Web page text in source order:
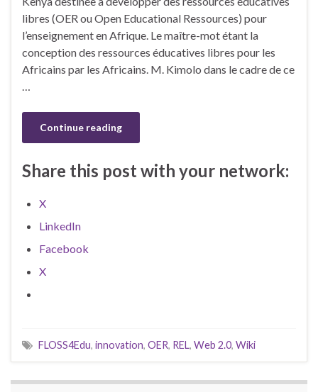
libres (OER ou Open Educational Ressources) pour
l’enseignement en Afrique. Le maître-mot étant la
conception des ressources éducatives libres pour les
Africains par les Africains. M. Kimolo dans le cadre de ce
…
Continue reading
Share this post with your network:
X
LinkedIn
Facebook
X
FLOSS4Edu, innovation, OER, REL, Web 2.0, Wiki